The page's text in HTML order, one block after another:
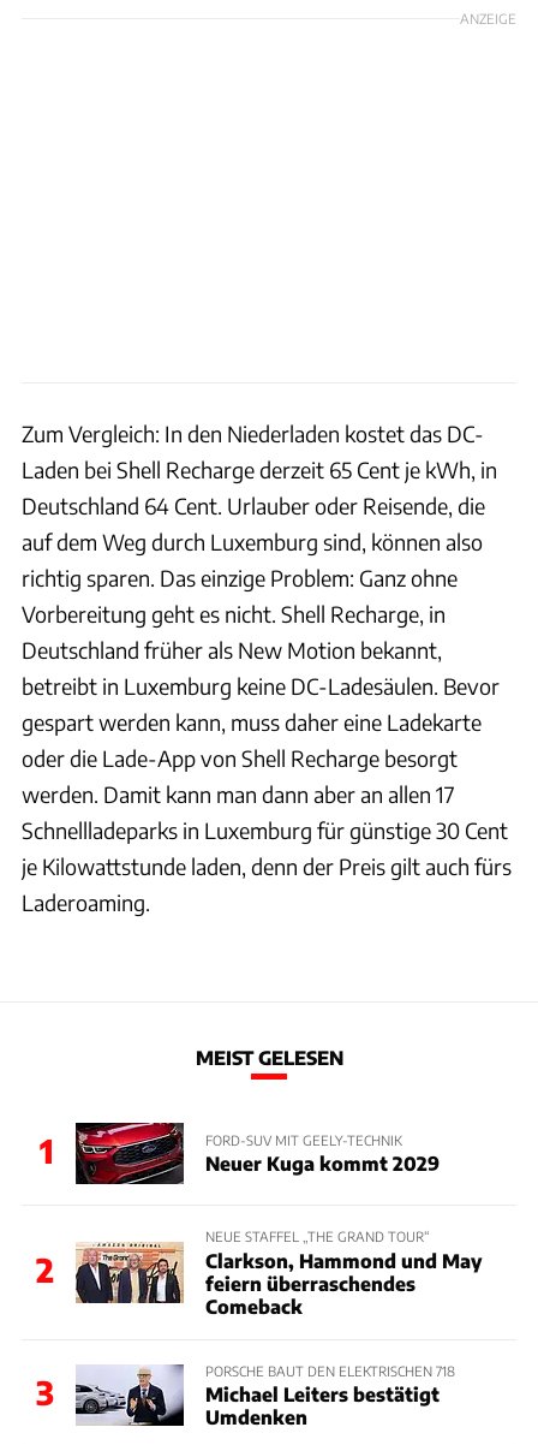
ANZEIGE
Zum Vergleich: In den Niederladen kostet das DC-
Laden bei Shell Recharge derzeit 65 Cent je kWh, in
Deutschland 64 Cent. Urlauber oder Reisende, die
auf dem Weg durch Luxemburg sind, können also
richtig sparen. Das einzige Problem: Ganz ohne
Vorbereitung geht es nicht. Shell Recharge, in
Deutschland früher als New Motion bekannt,
betreibt in Luxemburg keine DC-Ladesäulen. Bevor
gespart werden kann, muss daher eine Ladekarte
oder die Lade-App von Shell Recharge besorgt
werden. Damit kann man dann aber an allen 17
Schnellladeparks in Luxemburg für günstige 30 Cent
je Kilowattstunde laden, denn der Preis gilt auch fürs
Laderoaming.
MEIST GELESEN
1 FORD-SUV MIT GEELY-TECHNIK
Neuer Kuga kommt 2029
2
NEUE STAFFEL „THE GRAND TOUR“
Clarkson, Hammond und May
feiern überraschendes
Comeback
3
PORSCHE BAUT DEN ELEKTRISCHEN 718
Michael Leiters bestätigt
Umdenken